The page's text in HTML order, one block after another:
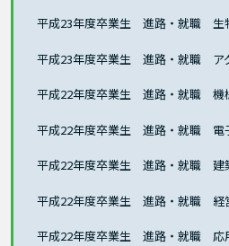
平成23年度卒業生 進路・就職 生
平成23年度卒業生 進路・就職 ア
平成22年度卒業生 進路・就職 機
平成22年度卒業生 進路・就職 電
平成22年度卒業生 進路・就職 建
平成22年度卒業生 進路・就職 経
平成22年度卒業生 進路・就職 応